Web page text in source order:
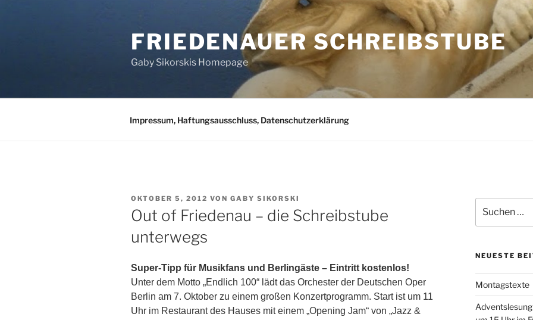
FRIEDENAUER SCHREIBSTUBE
Gaby Sikorskis Homepage
Impressum, Haftungsausschluss, Datenschutzerklärung
VERÖFFENTLICHT
AM
OKTOBER 5, 2012 VON GABY SIKORSKI
Out of Friedenau – die Schreibstube
unterwegs
Super-Tipp für Musikfans und Berlingäste – Eintritt kostenlos!
Unter dem Motto „Endlich 100“ lädt das Orchester der Deutschen Oper
Berlin am 7. Oktober zu einem großen Konzertprogramm. Start ist um 11
Uhr im Restaurant des Hauses mit einem „Opening Jam“ von „Jazz &
nach:
NEUESTE
Montagstexte